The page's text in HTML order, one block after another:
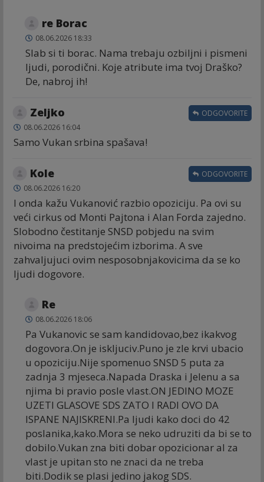
re Borac
08.06.2026 18:33
Slab si ti borac. Nama trebaju ozbiljni i pismeni
ljudi, porodični. Koje atribute ima tvoj Draško?
De, nabroj ih!
Zeljko
08.06.2026 16:04
Samo Vukan srbina spašava!
ODGOVORITE
Kole
08.06.2026 16:20
I onda kažu Vukanović razbio opoziciju. Pa ovi su
veći cirkus od Monti Pajtona i Alan Forda zajedno.
Slobodno čestitanje SNSD pobjedu na svim
nivoima na predstojećim izborima. A sve
zahvaljujuci ovim nesposobnjakovicima da se ko
ljudi dogovore.
ODGOVORITE
Re
08.06.2026 18:06
Pa Vukanovic se sam kandidovao,bez ikakvog
dogovora.On je iskljuciv.Puno je zle krvi ubacio
u opoziciju.Nije spomenuo SNSD 5 puta za
zadnja 3 mjeseca.Napada Draska i Jelenu a sa
njima bi pravio posle vlast.ON JEDINO MOZE
UZETI GLASOVE SDS ZATO I RADI OVO DA
ISPANE NAJISKRENI.Pa ljudi kako doci do 42
poslanika,kako.Mora se neko udruziti da bi se to
dobilo.Vukan zna biti dobar opozicionar al za
vlast je upitan sto ne znaci da ne treba
biti.Dodik se plasi jedino jakog SDS.